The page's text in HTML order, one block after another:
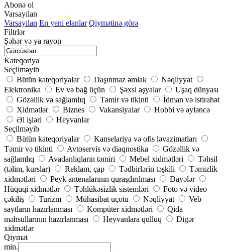
Abonə ol
Varsayılan
Varsayılan En yeni elanlar Qiymətinə görə
Filtrlər
Şəhər və ya rayon
Kateqoriya
Seçilməyib
Bütün kateqoriyalar
Daşınmaz əmlak
Nəqliyyat
Elektronika
Ev və bağ üçün Şəxsi əşyalar
Uşaq dünyası
Gözəllik və sağlamlıq
Təmir və tikinti
İdman və istirahət
Xidmətlər
Biznes Vakansiyalar
Hobbi və əyləncə
Əl işləri
Heyvanlar
Seçilməyib
Bütün kateqoriyalar
Kanselariya və ofis ləvazimatları
Təmir və tikinti
Avtoservis və diaqnostika
Gözəllik və
sağlamlıq
Avadanlıqların təmiri Mebel xidmətləri
Təhsil
(təlim, kurslar)
Reklam, çap Tədbirlərin təşkili
Təmizlik
xidmətləri
Peyk antenalarının quraşdırılması
Dayələr
Hüquqi xidmətlər
Təhlükəsizlik sistemləri
Foto və video
çəkiliş
Turizm Mühasibat uçotu Nəqliyyat
Veb
saytların hazırlanması
Kompüter xidmətləri
Qida
məhsullarının hazırlanması
Heyvanlara qulluq
Digər
xidmətlər
Qiymət
min.